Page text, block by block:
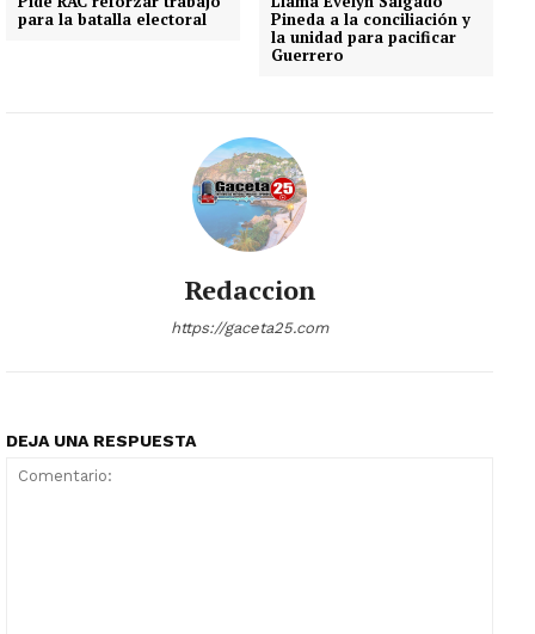
para la batalla electoral
Pineda a la conciliación y
la unidad para pacificar
Guerrero
Redaccion
https://gaceta25.com
DEJA UNA RESPUESTA